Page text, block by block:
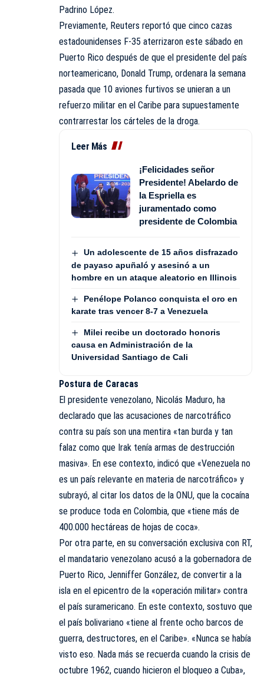
Padrino López.
Previamente, Reuters reportó que cinco cazas
estadounidenses F-35 aterrizaron este sábado en
Puerto Rico después de que el presidente del país
norteamericano, Donald Trump, ordenara la semana
pasada que 10 aviones furtivos se unieran a un
refuerzo militar en el Caribe para supuestamente
contrarrestar los cárteles de la droga.
Leer Más
¡Felicidades señor
Presidente! Abelardo de
la Espriella es
juramentado como
presidente de Colombia
Un adolescente de 15 años disfrazado
de payaso apuñaló y asesinó a un
hombre en un ataque aleatorio en Illinois
Penélope Polanco conquista el oro en
karate tras vencer 8-7 a Venezuela
Milei recibe un doctorado honoris
causa en Administración de la
Universidad Santiago de Cali
Postura de Caracas
El presidente venezolano, Nicolás Maduro, ha
declarado que las acusaciones de narcotráfico
contra su país son una mentira «tan burda y tan
falaz como que Irak tenía armas de destrucción
masiva». En ese contexto, indicó que «Venezuela no
es un país relevante en materia de narcotráfico» y
subrayó, al citar los datos de la ONU, que la cocaína
se produce toda en Colombia, que «tiene más de
400.000 hectáreas de hojas de coca».
Por otra parte, en su conversación exclusiva con RT,
el mandatario venezolano acusó a la gobernadora de
Puerto Rico, Jenniffer González, de convertir a la
isla en el epicentro de la «operación militar» contra
el país suramericano. En este contexto, sostuvo que
el país bolivariano «tiene al frente ocho barcos de
guerra, destructores, en el Caribe». «Nunca se había
visto eso. Nada más se recuerda cuando la crisis de
octubre 1962, cuando hicieron el bloqueo a Cuba»,